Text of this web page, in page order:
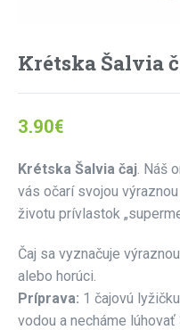
Krétska Šalvia
3.90€
Krétska Šalvia čaj. Náš
vás očarí svojou
životu prívlastok
Čaj sa vyznačuje
alebo horúci.
Príprava: 1 čajovú
vodou a necháme